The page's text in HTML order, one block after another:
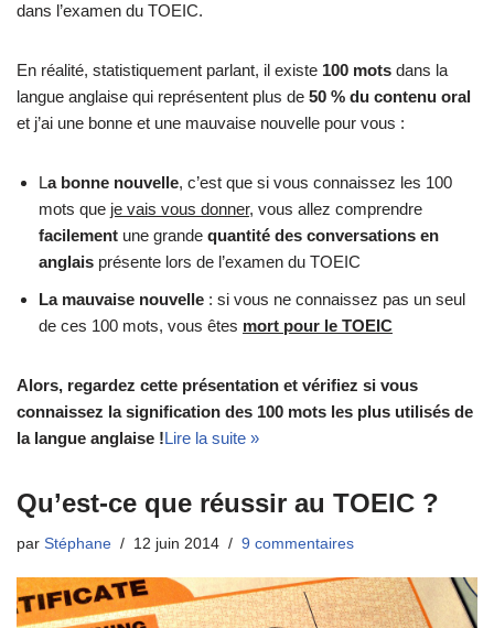
dans l’examen du TOEIC.
En réalité, statistiquement parlant, il existe 100 mots dans la
langue anglaise qui représentent plus de 50 % du contenu oral
et j’ai une bonne et une mauvaise nouvelle pour vous :
La bonne nouvelle, c’est que si vous connaissez les 100
mots que je vais vous donner, vous allez comprendre
facilement une grande quantité des conversations en
anglais présente lors de l’examen du TOEIC
La mauvaise nouvelle : si vous ne connaissez pas un seul
de ces 100 mots, vous êtes mort pour le TOEIC
Alors, regardez cette présentation et vérifiez si vous
connaissez la signification des 100 mots les plus utilisés de
la langue anglaise !Lire la suite »
Qu’est-ce que réussir au TOEIC ?
par Stéphane 12 juin 2014 9 commentaires